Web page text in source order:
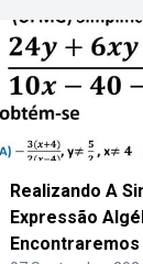
Realizando A
Expressão
Encontraremos